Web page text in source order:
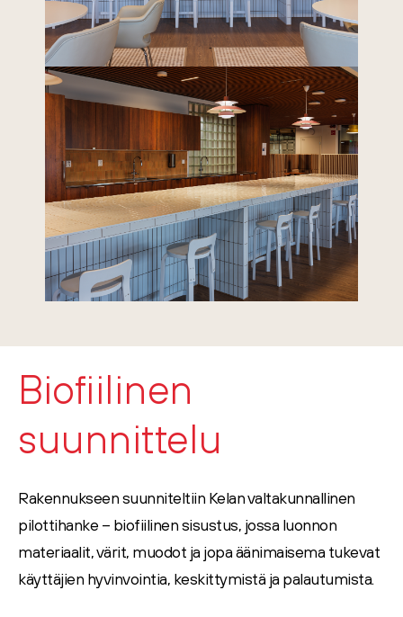
Biofiilinen
suunnittelu
Rakennukseen suunniteltiin Kelan valtakunnallinen
pilottihanke – biofiilinen sisustus, jossa luonnon
materiaalit, värit, muodot ja jopa äänimaisema tukevat
käyttäjien hyvinvointia, keskittymistä ja palautumista.